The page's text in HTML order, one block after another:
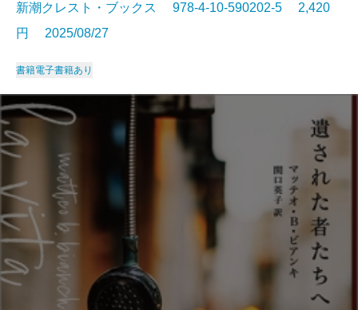
新潮クレスト・ブックス 978-4-10-590202-5 2,420
円 2025/08/27
書籍電子書籍あり